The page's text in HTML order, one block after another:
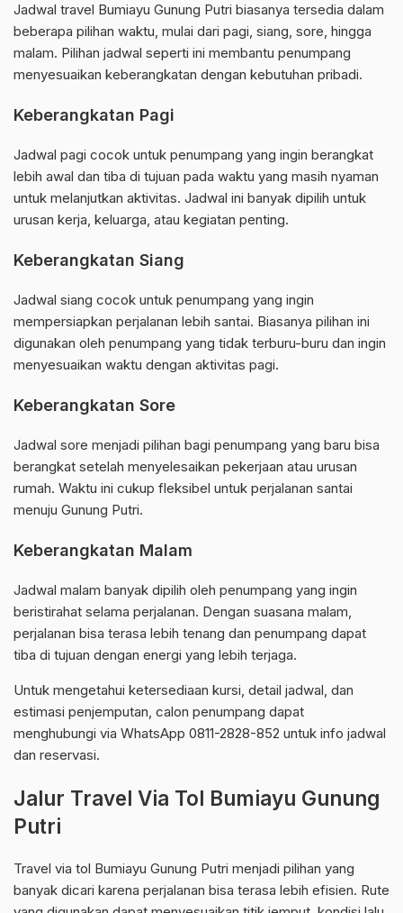
Jadwal travel Bumiayu Gunung Putri biasanya tersedia dalam
beberapa pilihan waktu, mulai dari pagi, siang, sore, hingga
malam. Pilihan jadwal seperti ini membantu penumpang
menyesuaikan keberangkatan dengan kebutuhan pribadi.
Keberangkatan Pagi
Jadwal pagi cocok untuk penumpang yang ingin berangkat
lebih awal dan tiba di tujuan pada waktu yang masih nyaman
untuk melanjutkan aktivitas. Jadwal ini banyak dipilih untuk
urusan kerja, keluarga, atau kegiatan penting.
Keberangkatan Siang
Jadwal siang cocok untuk penumpang yang ingin
mempersiapkan perjalanan lebih santai. Biasanya pilihan ini
digunakan oleh penumpang yang tidak terburu-buru dan ingin
menyesuaikan waktu dengan aktivitas pagi.
Keberangkatan Sore
Jadwal sore menjadi pilihan bagi penumpang yang baru bisa
berangkat setelah menyelesaikan pekerjaan atau urusan
rumah. Waktu ini cukup fleksibel untuk perjalanan santai
menuju Gunung Putri.
Keberangkatan Malam
Jadwal malam banyak dipilih oleh penumpang yang ingin
beristirahat selama perjalanan. Dengan suasana malam,
perjalanan bisa terasa lebih tenang dan penumpang dapat
tiba di tujuan dengan energi yang lebih terjaga.
Untuk mengetahui ketersediaan kursi, detail jadwal, dan
estimasi penjemputan, calon penumpang dapat
menghubungi via WhatsApp 0811-2828-852 untuk info jadwal
dan reservasi.
Jalur Travel Via Tol Bumiayu Gunung
Putri
Travel via tol Bumiayu Gunung Putri menjadi pilihan yang
banyak dicari karena perjalanan bisa terasa lebih efisien. Rute